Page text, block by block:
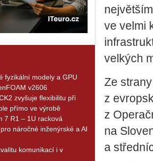
fyzikální modely a GPU
v2606
zvyšuje flexibilitu při
přímo ve výrobě
7 R1 – 1U racková
náročné inženýrské a AI
komunikací i v
ve velmi
velkých
Ze
z
z
na
a